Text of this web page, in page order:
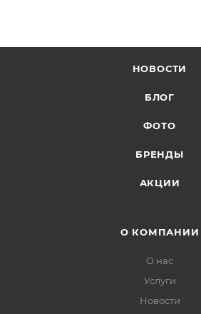
НОВОСТИ
БЛОГ
ФОТО
БРЕНДЫ
АКЦИИ
О КОМПАНИИ
О нас
Услуги
Новости